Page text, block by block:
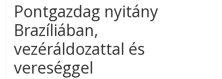
Pontgazdag nyitány
Brazíliában,
vezéráldozattal és
vereséggel